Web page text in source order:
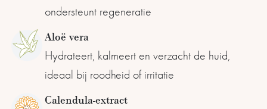
ondersteunt regeneratie
Aloë vera
Hydrateert, kalmeert en verzacht de huid,
ideaal bij roodheid of irritatie
Calendula-extract